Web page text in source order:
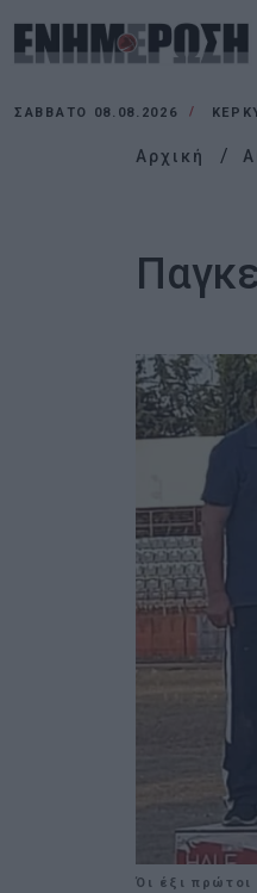
ΣΆΒΒΑΤΟ 08.08.2026
Αρχική
Όι έξι